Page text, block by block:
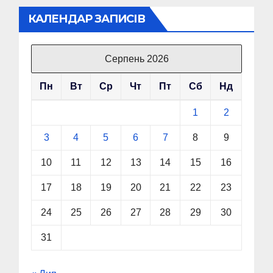
КАЛЕНДАР ЗАПИСІВ
Серпень 2026
Пн Вт Ср Чт Пт Сб Нд
1 2
3 4 5 6 7 8 9
10 11 12 13 14 15 16
17 18 19 20 21 22 23
24 25 26 27 28 29 30
31